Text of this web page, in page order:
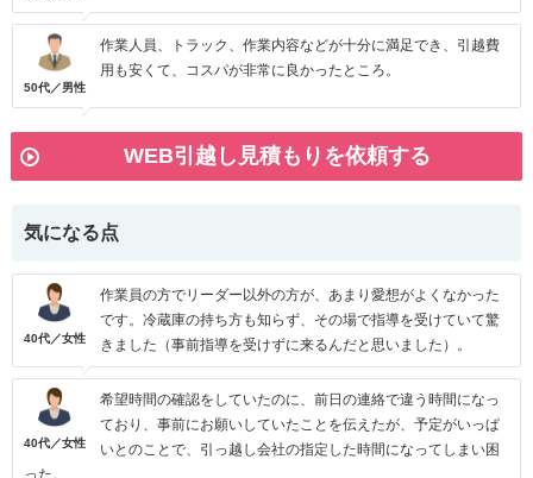
50代／男性
作業人員、トラック、作業内容などが十分に満足でき、引越費
用も安くて、コスパが非常に良かったところ。
WEB引越し見積もりを依頼する
気になる点
40代／女性
作業員の方でリーダー以外の方が、あまり愛想がよくなかった
です。冷蔵庫の持ち方も知らず、その場で指導を受けていて驚
きました（事前指導を受けずに来るんだと思いました）。
40代／女性
希望時間の確認をしていたのに、前日の連絡で違う時間になっ
ており、事前にお願いしていたことを伝えたが、予定がいっぱ
いとのことで、引っ越し会社の指定した時間になってしまい困